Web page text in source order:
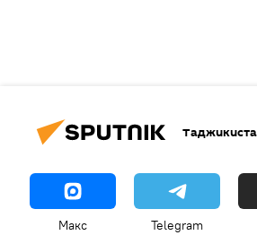
Макс Telegram